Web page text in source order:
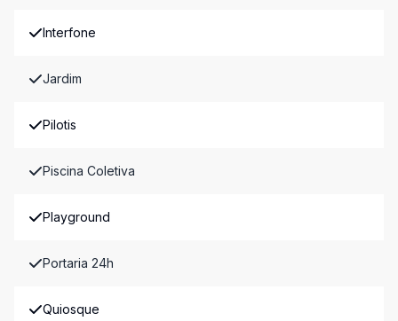
Interfone
Jardim
Pilotis
Piscina Coletiva
Playground
Portaria 24h
Quiosque